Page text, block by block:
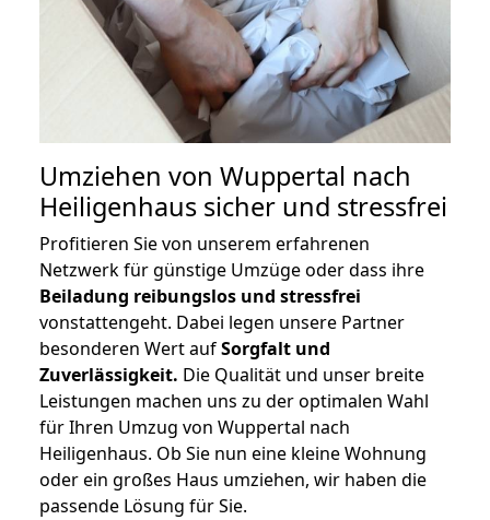
Umziehen von Wuppertal nach
Heiligenhaus sicher und stressfrei
Profitieren Sie von unserem erfahrenen
Netzwerk für günstige Umzüge oder dass ihre
Beiladung reibungslos und stressfrei
vonstattengeht. Dabei legen unsere Partner
besonderen Wert aufSorgfalt und
Zuverlässigkeit. Die Qualität und unser breite
Leistungen machen uns zu der optimalen Wahl
für Ihren Umzug von Wuppertal nach
Heiligenhaus. Ob Sie nun eine kleine Wohnung
oder ein großes Haus umziehen, wir haben die
passende Lösung für Sie.